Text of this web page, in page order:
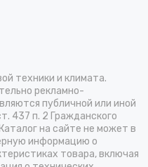
техники и климата.
рекламно-
публичной или иной
437 п. 2 Гражданского
на сайте не может в
информацию о
товара, включая